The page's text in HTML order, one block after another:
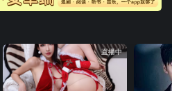
直播中